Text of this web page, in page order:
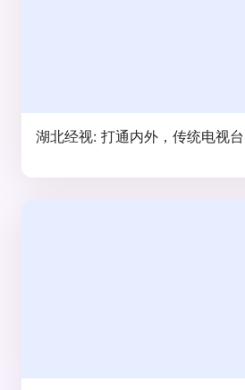
湖北经视: 打通内外，传统电视